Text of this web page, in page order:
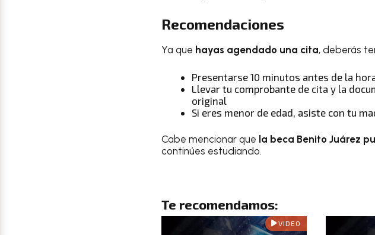
Recomendaciones
Ya que hayas agendado una cita, deberás
Presentarse 10 minutos antes de la
Llevar tu comprobante de cita y la
original
Si eres menor de edad, asiste con tu
Cabe mencionar que la beca Benito Juárez
continúes estudiando.
Te recomendamos:
VIDEO